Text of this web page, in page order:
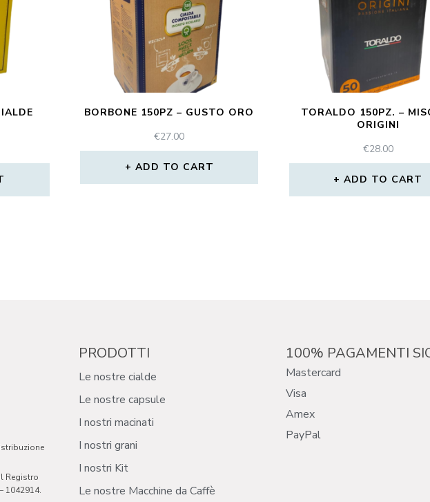
BORBONE 150PZ – GUSTO ORO
€27.00
ADD TO CART
TORALDO 150PZ. –
ORIGINI
€28.00
ADD TO CART
Registro
1042914.
PRODOTTI
Le nostre cialde
Le nostre capsule
I nostri macinati
I nostri grani
I nostri Kit
Le nostre Macchine da Caffè
100% PAGAMENTI
Mastercard
Visa
Amex
PayPal